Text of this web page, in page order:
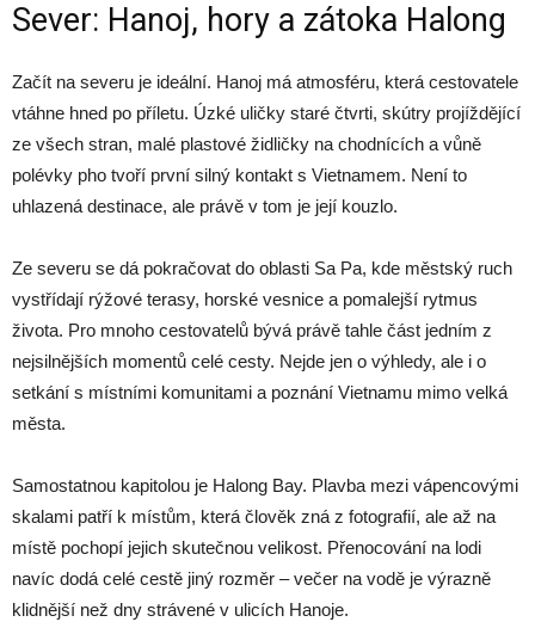
Sever: Hanoj, hory a zátoka Halong
Začít na severu je ideální. Hanoj má atmosféru, která cestovatele
vtáhne hned po příletu. Úzké uličky staré čtvrti, skútry projíždějící
ze všech stran, malé plastové židličky na chodnících a vůně
polévky pho tvoří první silný kontakt s Vietnamem. Není to
uhlazená destinace, ale právě v tom je její kouzlo.
Ze severu se dá pokračovat do oblasti Sa Pa, kde městský ruch
vystřídají rýžové terasy, horské vesnice a pomalejší rytmus
života. Pro mnoho cestovatelů bývá právě tahle část jedním z
nejsilnějších momentů celé cesty. Nejde jen o výhledy, ale i o
setkání s místními komunitami a poznání Vietnamu mimo velká
města.
Samostatnou kapitolou je Halong Bay. Plavba mezi vápencovými
skalami patří k místům, která člověk zná z fotografií, ale až na
místě pochopí jejich skutečnou velikost. Přenocování na lodi
navíc dodá celé cestě jiný rozměr – večer na vodě je výrazně
klidnější než dny strávené v ulicích Hanoje.